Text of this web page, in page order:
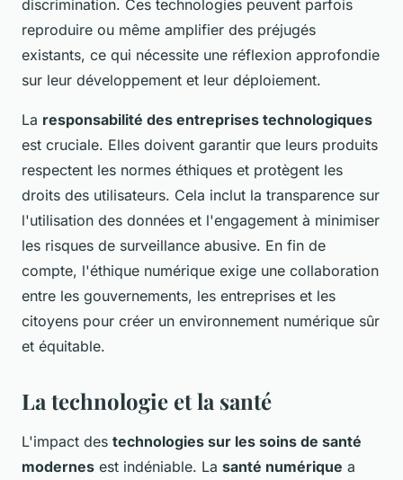
discrimination. Ces technologies peuvent parfois
reproduire ou même amplifier des préjugés
existants, ce qui nécessite une réflexion approfondie
sur leur développement et leur déploiement.
La responsabilité des entreprises technologiques
est cruciale. Elles doivent garantir que leurs produits
respectent les normes éthiques et protègent les
droits des utilisateurs. Cela inclut la transparence sur
l'utilisation des données et l'engagement à minimiser
les risques de surveillance abusive. En fin de
compte, l'éthique numérique exige une collaboration
entre les gouvernements, les entreprises et les
citoyens pour créer un environnement numérique sûr
et équitable.
La technologie et la santé
L'impact des technologies sur les soins de santé
modernes est indéniable. La santé numérique a